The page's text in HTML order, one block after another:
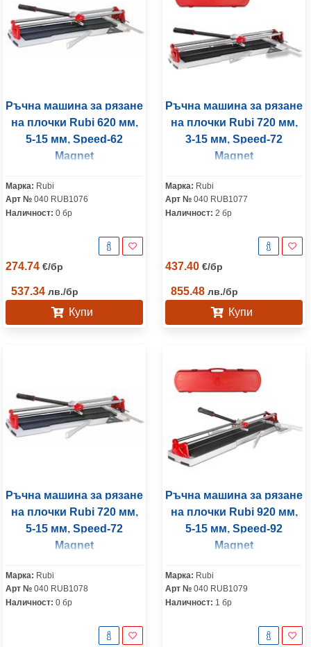
Ръчна машина за рязане
на плочки Rubi 620 мм,
5-15 мм, Speed-62
Magnet
Марка: Rubi
Арт № 040 RUB1076
Наличност: 0 бр
274.74 €/бр
537.34 лв./бр
Купи
Ръчна машина за рязане
на плочки Rubi 720 мм,
3-15 мм, Speed-72
Magnet
Марка: Rubi
Арт № 040 RUB1077
Наличност: 2 бр
437.40 €/бр
855.48 лв./бр
Купи
Ръчна машина за рязане
на плочки Rubi 720 мм,
5-15 мм, Speed-72
Magnet
Марка: Rubi
Арт № 040 RUB1078
Наличност: 0 бр
Ръчна машина за рязане
на плочки Rubi 920 мм,
5-15 мм, Speed-92
Magnet
Марка: Rubi
Арт № 040 RUB1079
Наличност: 1 бр